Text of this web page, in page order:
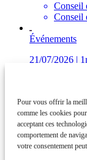
Pour vous offrir la
comme les cookies
acceptant ces
comportement de
votre consentement
Conseil
Conseil
Événements
21/07/2026 |
Académies
Conseil
Conseil
Découvrez nos